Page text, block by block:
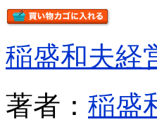
稲盛和夫
著者： 稲盛